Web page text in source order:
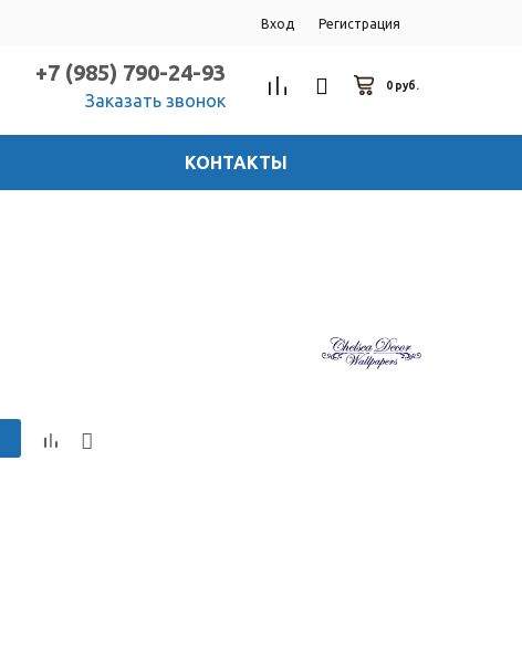
Вход Регистрация
+7 (985) 790-24-93
Заказать звонок
0 руб.
КОНТАКТЫ